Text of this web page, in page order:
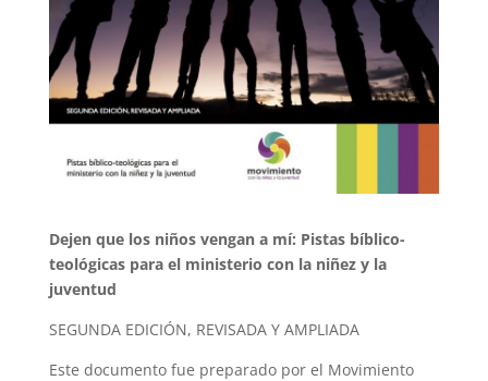
Dejen que los niños vengan a mí: Pistas bíblico-
teológicas para el ministerio con la niñez y la
juventud
SEGUNDA EDICIÓN, REVISADA Y AMPLIADA
Este documento fue preparado por el Movimiento